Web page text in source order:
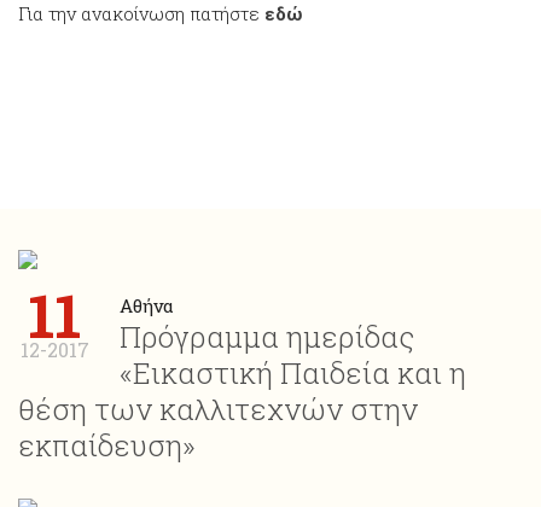
Για την ανακοίνωση πατήστε εδώ
11
12-2017
Αθήνα
Πρόγραμμα ημερίδας
«Εικαστική Παιδεία και η
θέση των καλλιτεχνών στην
εκπαίδευση»